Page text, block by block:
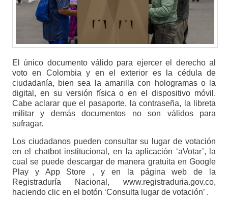
El único documento válido para ejercer el derecho al
voto en Colombia y en el exterior es la cédula de
ciudadanía, bien sea la amarilla con hologramas o la
digital, en su versión física o en el dispositivo móvil.
Cabe aclarar que el pasaporte, la contraseña, la libreta
militar y demás documentos no son válidos para
sufragar.
Los ciudadanos pueden consultar su lugar de votación
en el chatbot institucional, en la aplicación ‘aVotar’, la
cual se puede descargar de manera gratuita en Google
Play y App Store , y en la página web de la
Registraduría Nacional, www.registraduria.gov.co,
haciendo clic en el botón ‘Consulta lugar de votación’ .